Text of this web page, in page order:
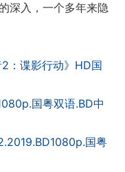
深入，一个多年来隐
：谍影行动》HD国
国粤双语.BD中
国粤